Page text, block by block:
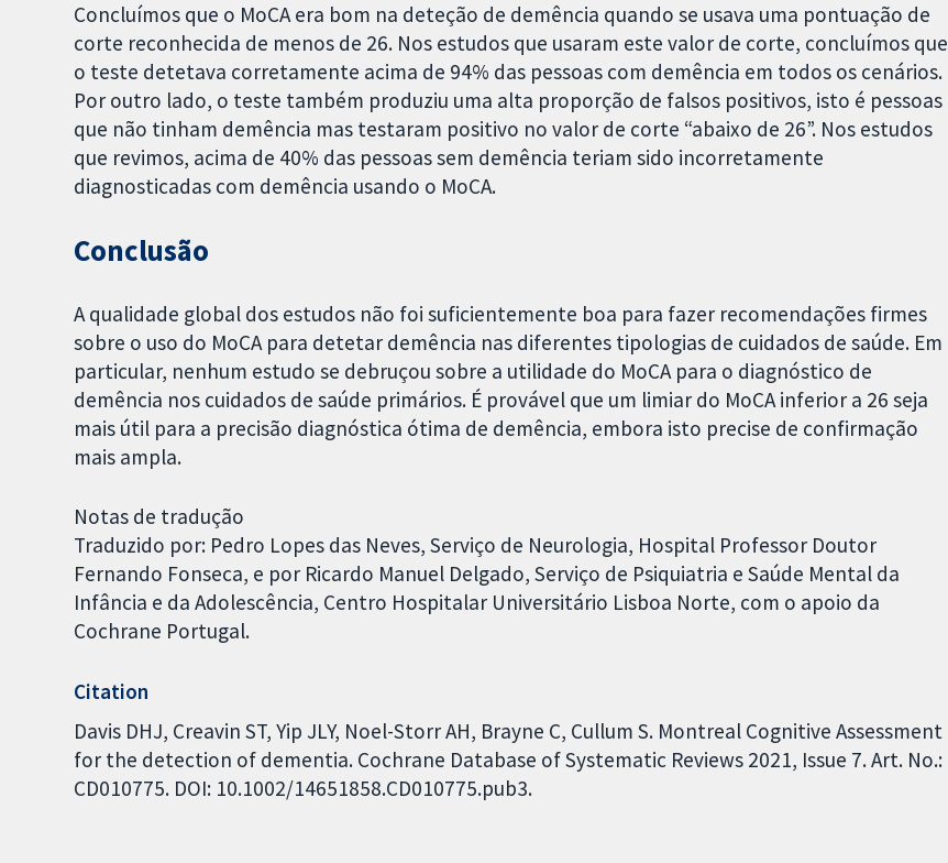
Concluímos que o MoCA era bom na deteção de demência quando se usava uma pontuação de
corte reconhecida de menos de 26. Nos estudos que usaram este valor de corte, concluímos que
o teste detetava corretamente acima de 94% das pessoas com demência em todos os cenários.
Por outro lado, o teste também produziu uma alta proporção de falsos positivos, isto é pessoas
que não tinham demência mas testaram positivo no valor de corte “abaixo de 26”. Nos estudos
que revimos, acima de 40% das pessoas sem demência teriam sido incorretamente
diagnosticadas com demência usando o MoCA.
Conclusão
A qualidade global dos estudos não foi suficientemente boa para fazer recomendações firmes
sobre o uso do MoCA para detetar demência nas diferentes tipologias de cuidados de saúde. Em
particular, nenhum estudo se debruçou sobre a utilidade do MoCA para o diagnóstico de
demência nos cuidados de saúde primários. É provável que um limiar do MoCA inferior a 26 seja
mais útil para a precisão diagnóstica ótima de demência, embora isto precise de confirmação
mais ampla.
Notas de tradução
Traduzido por: Pedro Lopes das Neves, Serviço de Neurologia, Hospital Professor Doutor
Fernando Fonseca, e por Ricardo Manuel Delgado, Serviço de Psiquiatria e Saúde Mental da
Infância e da Adolescência, Centro Hospitalar Universitário Lisboa Norte, com o apoio da
Cochrane Portugal.
Citation
Davis DHJ, Creavin ST, Yip JLY, Noel-Storr AH, Brayne C, Cullum S. Montreal Cognitive Assessment
for the detection of dementia. Cochrane Database of Systematic Reviews 2021, Issue 7. Art. No.:
CD010775. DOI: 10.1002/14651858.CD010775.pub3.